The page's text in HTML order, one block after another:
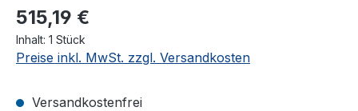
515,19 €
Inhalt: 1 Stück
Preise inkl. MwSt. zzgl. Versandkosten
Versandkostenfrei